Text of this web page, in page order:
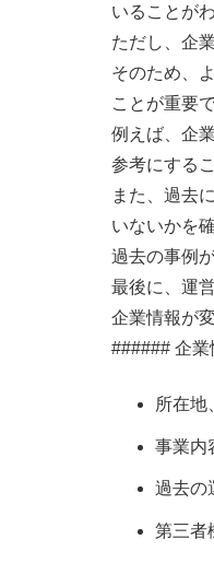
いることが
ただし、企
そのため、
ことが重要で
例えば、企
参考にする
また、過去
いないかを
過去の事例
最後に、運
企業情報が
###### 企業
所在地
事業内
過去の
第三者